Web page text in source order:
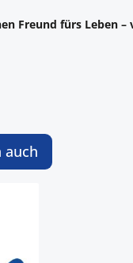
Freund fürs Leben
auch